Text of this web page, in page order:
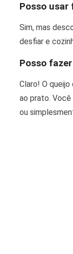
Posso usar
Sim, mas
desfiar e
Posso
Claro! O
ao prato.
ou